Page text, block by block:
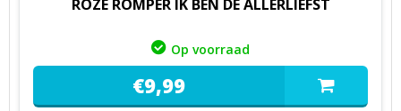
ROZE ROMPER IK BEN DE ALLERLIEFST
Op voorraad
€9,99